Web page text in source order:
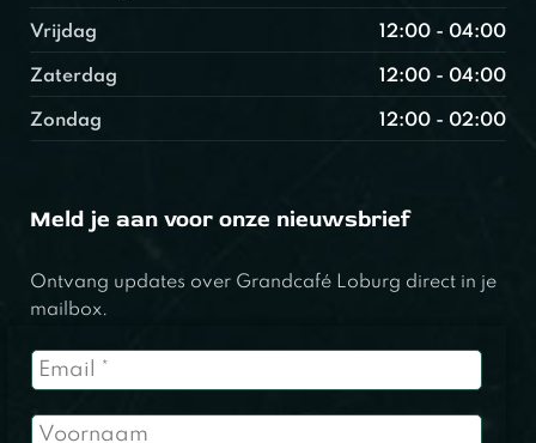
Vrijdag 12:00 - 04:00
Zaterdag 12:00 - 04:00
Zondag 12:00 - 02:00
Meld je aan voor onze nieuwsbrief
Ontvang updates over Grandcafé Loburg direct in je
mailbox.